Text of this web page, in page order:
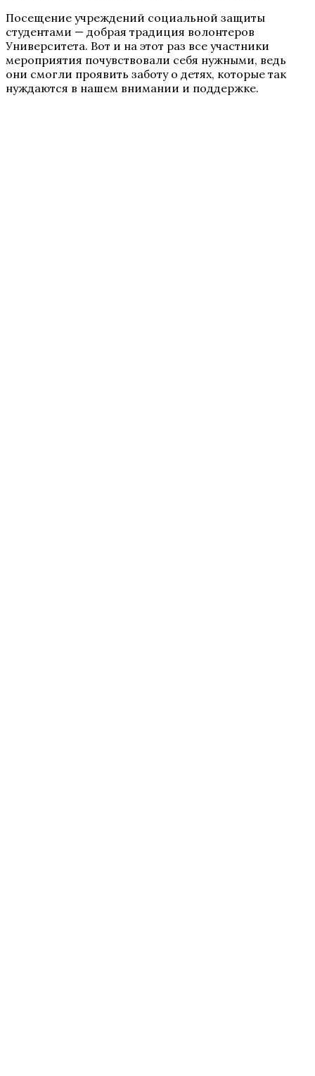
Посещение учреждений социальной защиты
студентами — добрая традиция волонтеров
Университета. Вот и на этот раз все участники
мероприятия почувствовали себя нужными, ведь
они смогли проявить заботу о детях, которые так
нуждаются в нашем внимании и поддержке.